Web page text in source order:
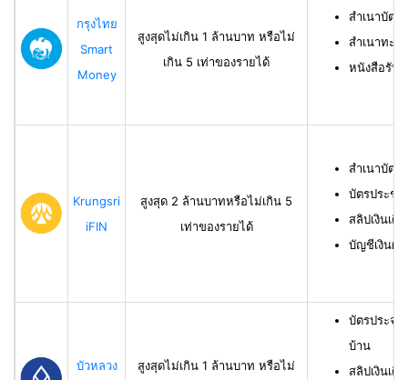
กรุงไทย
Smart
Money
สูงสุดไม่เกิน 1 ล้านบาท หรือไม่
เกิน 5 เท่าของรายได้
สำเนาบัตร
สำเนาทะเ
หนังสือรับร
Krungsri
iFIN
สูงสุด 2 ล้านบาทหรือไม่เกิน 5
เท่าของรายได้
สำเนาบัตร
บัตรประช
สลิปเงินเดื
บัญชีเงินฝา
บัวหลวง
สูงสุดไม่เกิน 1 ล้านบาท หรือไม่
บัตรประจำ
บ้าน
สลิปเงินเดื